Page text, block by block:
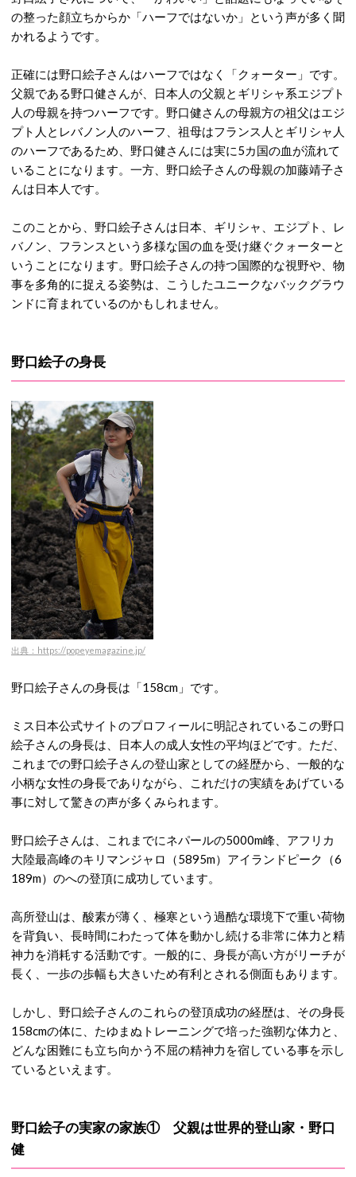
の整った顔立ちからか 「ハーフではないか」という声が多く聞
かれるようです。
正確には野口絵子さんはハーフではなく「クォーター」です。
父親である野口健さんが、日本人の父親とギリシャ系エジプト
人の母親を持つハーフです。 野口健さんの母親方の祖父はエジ
プト人とレバノン人のハーフ、祖母はフランス人とギリシャ人
のハーフであるため、野口健さんには実に5カ国の血が流れて
いることになります。 一方、野口絵子さんの母親の加藤靖子さ
んは日本人です。
このことから、野口絵子さんは日本、ギリシャ、エジプト、レ
バノン、フランスという多様な国の血を受け継ぐクォーターと
いうことになります。野口絵子さんの持つ国際的な視野や、物
事を多角的に捉える姿勢は、こうしたユニークなバックグラウ
ンドに育まれているのかもしれません。
野口絵子の身長
出典：https://popeyemagazine.jp/
野口絵子さんの身長は「158cm」です。
ミス日本公式サイトのプロフィールに明記されているこの野口
絵子さんの身長は、日本人の成人女性の平均ほどです。ただ、
これまでの野口絵子さんの登山家としての経歴から、一般的な
小柄な女性の身長でありながら、これだけの実績をあげている
事に対して驚きの声が多くみられます。
野口絵子さんは、これまでにネパールの5000m峰、アフリカ
大陸最高峰のキリマンジャロ（5895m）アイランドピーク（6
189m）のへの登頂に成功しています。
高所登山は、酸素が薄く、極寒という過酷な環境下で重い荷物
を背負い、長時間にわたって体を動かし続ける非常に体力と精
神力を消耗する活動です。一般的に、身長が高い方がリーチが
長く、一歩の歩幅も大きいため有利とされる側面もあります。
しかし、野口絵子さんのこれらの登頂成功の経歴は、その身長
158cmの体に、たゆまぬトレーニングで培った強靭な体力と、
どんな困難にも立ち向かう不屈の精神力を宿している事を示し
ているといえます。
野口絵子の実家の家族① 父親は世界的登山家・野口
健